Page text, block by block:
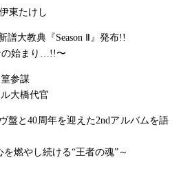
東たけし
譜大教典『Season Ⅱ』発布!!
の始まり…!!〜
参謀
大橋代官
盤と40周年を迎えた2ndアルバムを語
を燃やし続ける“王者の魂”～